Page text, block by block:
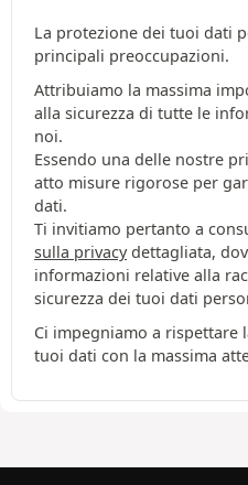
La protezione dei tuoi dati
principali preoccupazioni.
Attribuiamo la massima
alla sicurezza di tutte le
noi.
Essendo una delle nostre
atto misure rigorose per
dati.
Ti invitiamo pertanto a
sulla privacydettagliata,
informazioni relative alla
sicurezza dei tuoi dati
Ci impegniamo a rispettare
tuoi dati con la massima